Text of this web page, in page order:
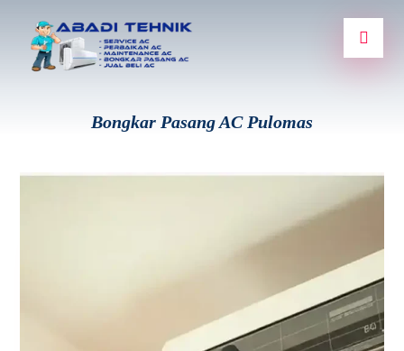
Bongkar Pasang AC Pulomas